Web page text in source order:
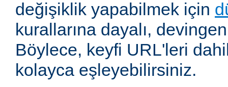
değişiklik yapabilmek için
kurallarına dayalı,
Böylece, keyfi URL'leri
kolayca eşleyebilirsiniz.